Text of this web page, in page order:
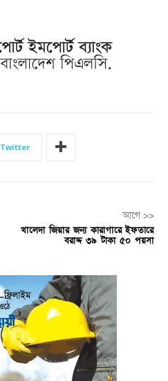
Twitter
আগে >>
খালেদা জিয়ার জন্য কারাগারে ইফতারে
বরাদ্দ ৩৯ টাকা ৫০ পয়সা